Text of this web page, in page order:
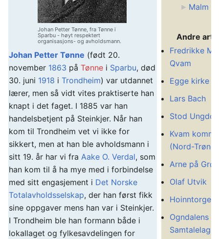
Johan Petter Tønne, fra Tønne i
Sparbu - høyt respektert
organisasjons- og avholdsmann.
Johan Petter Tønne (født 20.
november 1863 på Tønne i Sparbu, død
30. juni 1918 i Trondheim) var utdannet
lærer, men så vidt vites praktiserte han
knapt i det faget. I 1885 var han
handelsbetjent på Steinkjer. Når han
kom til Trondheim vet vi ikke for
sikkert, men at han ble avholdsmann i
sitt 19. år har vi fra Aake O. Verdal, som
han kom til å ha mye med i forbindelse
med sitt engasjement i Det Norske
Totalavholdsselskap, der han først fikk
sine oppgaver mens han var i Steinkjer.
I Trondheim ble han formann både i
lokallaget og fylkesavdelingen for
Malm
Andre
Fredrikke
Qvam
Egge kirke
Lars Bach
Stod
Kvam
(Nord-
Arne på
Olaf Utvik
Hoinntorget
Ogndalens
Samtalelag